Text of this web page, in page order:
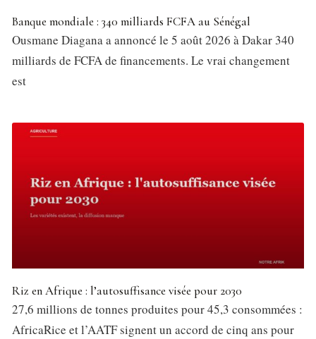
Banque mondiale : 340 milliards FCFA au Sénégal
Ousmane Diagana a annoncé le 5 août 2026 à Dakar 340
milliards de FCFA de financements. Le vrai changement
est
Riz en Afrique : l’autosuffisance visée pour 2030
27,6 millions de tonnes produites pour 45,3 consommées :
AfricaRice et l’AATF signent un accord de cinq ans pour